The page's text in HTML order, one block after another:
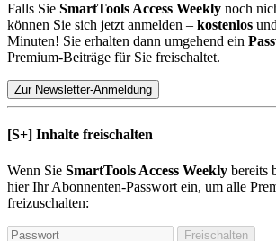
Falls Sie SmartTools Access Weekly noch
können Sie sich jetzt anmelden – kostenlos
Minuten! Sie erhalten dann umgehend ein
Premium-Beiträge für Sie freischaltet.
Zur Newsletter-Anmeldung
[S+] Inhalte freischalten
Wenn Sie SmartTools Access Weekly bereits
hier Ihr Abonnenten-Passwort ein, um alle
freizuschalten:
Freischalten